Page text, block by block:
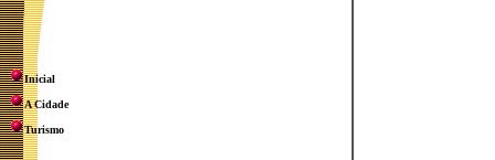
Inicial
A Cidade
Turismo